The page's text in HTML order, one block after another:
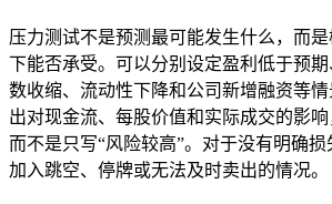
压力测试不是预测最可能发生什么，而
下能否承受。可以分别设定盈利低于预
数收缩、流动性下降和公司新增融资等
出对现金流、每股价值和实际成交的影响
而不是只写“风险较高”。对于没有明确
加入跳空、停牌或无法及时卖出的情况。